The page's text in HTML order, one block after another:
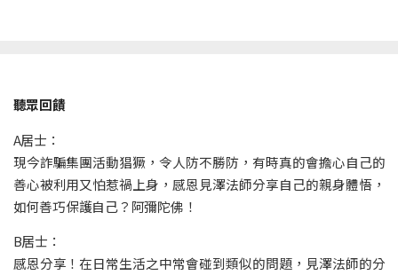
聽眾回饋
A居士：
現今詐騙集團活動猖獗，令人防不勝防，有時真的會擔心自己的
善心被利用又怕惹禍上身，感恩見澤法師分享自己的親身體悟，
如何善巧保護自己？阿彌陀佛！
B居士：
感恩分享！在日常生活之中常會碰到類似的問題，見澤法師的分